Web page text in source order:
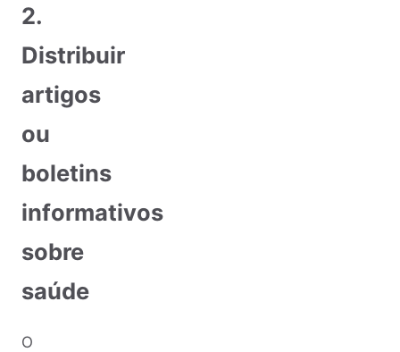
2.
Distribuir
artigos
ou
boletins
informativos
sobre
saúde
O